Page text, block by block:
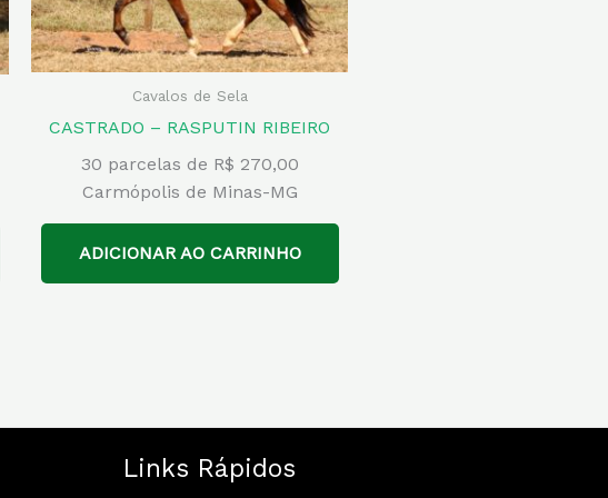
Cavalos de Sela
CASTRADO – RASPUTIN RIBEIRO
30 parcelas de R$ 270,00
Carmópolis de Minas-MG
ADICIONAR AO CARRINHO
Links Rápidos